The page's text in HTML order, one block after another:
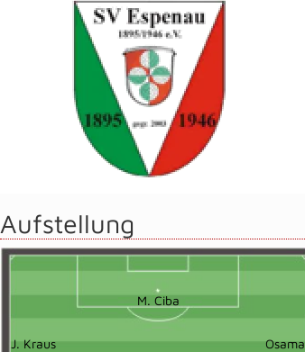
Aufstellung
M. Ciba
J. Kraus Osama